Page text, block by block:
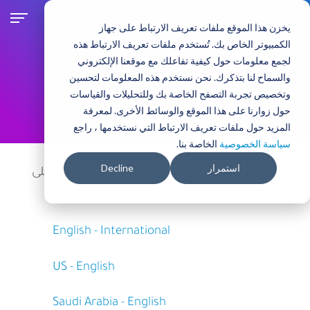
يخزن هذا الموقع ملفات تعريف الارتباط على جهاز
الكمبيوتر الخاص بك. تُستخدم ملفات تعريف الارتباط هذه
لجمع معلومات حول كيفية تفاعلك مع موقعنا الإلكتروني
والسماح لنا بتذكرك. نحن نستخدم هذه المعلومات لتحسين
وتخصيص تجربة التصفح الخاصة بك وللتحليلات والقياسات
حول زوارنا على هذا الموقع والوسائط الأخرى. لمعرفة
المزيد حول ملفات تعريف الارتباط التي نستخدمها ، راجع
سياسة الخصوصية الخاصة بنا.
استمرار Decline
إلى
المحتوى
الرئيسي
إختر بلدك أو منطقتك
يؤدي تحديد منطقة إلى تغيير اللغة و / أو المحتوى على
English - International
US - English
Saudi Arabia - English